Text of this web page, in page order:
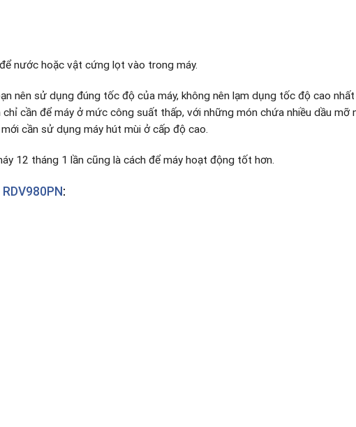
nước hoặc vật cứng lọt vào trong máy.
nên sử dụng đúng tốc độ của máy, không nên lạm dụng tốc độ cao
cần để máy ở mức công suất thấp, với những món chứa nhiều dầu mỡ
cần sử dụng máy hút mùi ở cấp độ cao.
12 tháng 1 lần cũng là cách để máy hoạt động tốt hơn.
RDV980PN :